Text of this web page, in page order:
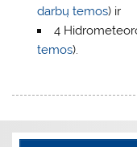
darbų temos) ir
4
temos).